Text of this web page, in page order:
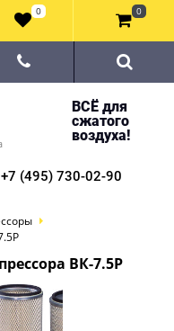
ВСЁ для
сжатого
воздуха!
+7 (495) 730-02-90
ВК-7.5Р
0 0